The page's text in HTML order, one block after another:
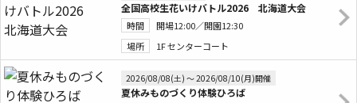
全国高校生花いけバトル2026 北海道大会
時間
開場12:00／開園12:30
場所
1F センターコート
2026/08/08(土) 〜 2026/08/10(月)開催
夏休みものづくり体験ひろば